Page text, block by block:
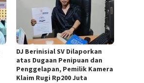
DJ Berinisial SV Dilaporkan
atas Dugaan Penipuan dan
Penggelapan, Pemilik Kamera
Klaim Rugi Rp200 Juta